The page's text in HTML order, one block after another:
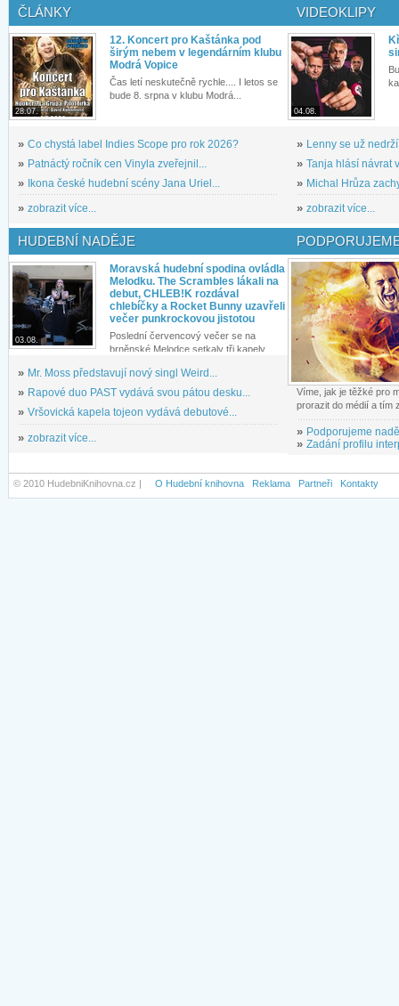
ČLÁNKY
28.07.
12. Koncert pro Kaštánka pod
širým nebem v legendárním klubu
Modrá Vopice
Čas letí neskutečně rychle.... I letos se
bude 8. srpna v klubu Modrá...
» Co chystá label Indies Scope pro rok 2026?
» Patnáctý ročník cen Vinyla zveřejnil...
»
Ikona české hudební scény Jana Uriel...
» zobrazit více...
VIDEOKLIPY
04.08.
» Lenny se už
» Tanja hlásí návrat
» Michal Hrůza
» zobrazit více...
HUDEBNÍ NADĚJE
03.08.
Moravská hudební spodina ovládla
Melodku. The Scrambles lákali na
debut, CHLEB!K rozdával
chlebíčky a Rocket Bunny uzavřeli
večer punkrockovou jistotou
Poslední červencový večer se na
brněnské Melodce setkaly tři kapely...
» Mr. Moss představují nový singl Weird...
» Rapové duo PAST vydává svou pátou desku...
» Vršovická kapela tojeon vydává debutové...
» zobrazit více...
Víme, jak je těžké pro
prorazit do médií a tím
» Podporujeme
» Zadání profilu
© 2010 HudebniKnihovna.cz | O Hudební knihovna Reklama Partneři Kontakty